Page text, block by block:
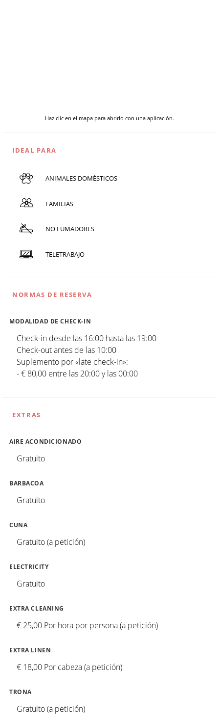
Haz clic en el mapa para abrirlo con una aplicación.
IDEAL PARA
ANIMALES DOMÉSTICOS
FAMILIAS
NO FUMADORES
TELETRABAJO
NORMAS DE RESERVA
MODALIDAD DE CHECK-IN
Check-in desde las 16:00 hasta las 19:00
Check-out antes de las 10:00
Suplemento por «late check-in»:
- € 80,00 entre las 20:00 y las 00:00
EXTRAS
AIRE ACONDICIONADO
Gratuito
BARBACOA
Gratuito
CUNA
Gratuito (a petición)
ELECTRICITY
Gratuito
EXTRA CLEANING
€ 25,00 Por hora por persona (a petición)
EXTRA LINEN
€ 18,00 Por cabeza (a petición)
TRONA
Gratuito (a petición)